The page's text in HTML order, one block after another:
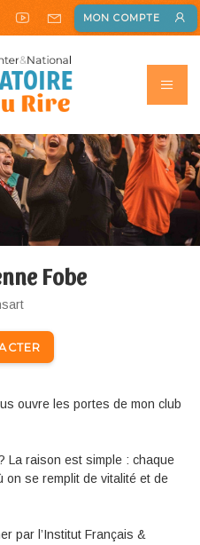
MON COMPTE
Fobe
ouvre les portes de mon club
La raison est simple : chaque
on se remplit de vitalité et de
par l’Institut Français &